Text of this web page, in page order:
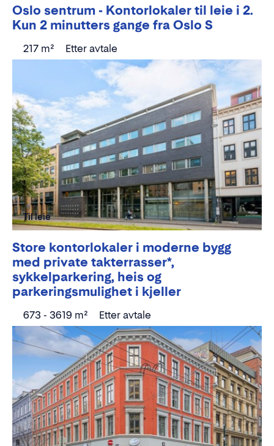
Oslo sentrum - Kontorlokaler til leie i 2.
Kun 2 minutters gange fra Oslo S
217 m² Etter avtale
Store kontorlokaler i moderne bygg
med private takterrasser*,
sykkelparkering, heis og
parkeringsmulighet i kjeller
673 - 3619 m² Etter avtale
Til leie